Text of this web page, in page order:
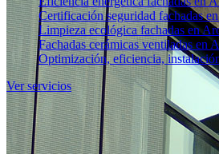
Certificación seguridad fachadas
Limpieza ecológica fachadas en
Fachadas cerámicas ventiladas en
Optimización, eficiencia,
Ver servicios